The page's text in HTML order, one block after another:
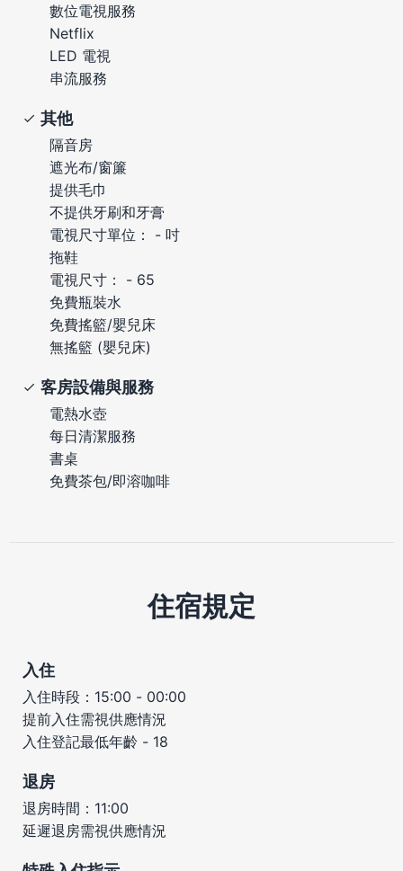
數位電視服務
Netflix
LED 電視
串流服務
其他
隔音房
遮光布/窗簾
提供毛巾
不提供牙刷和牙膏
電視尺寸單位： - 吋
拖鞋
電視尺寸： - 65
免費瓶裝水
免費搖籃/嬰兒床
無搖籃 (嬰兒床)
客房設備與服務
電熱水壺
每日清潔服務
書桌
免費茶包/即溶咖啡
住宿規定
入住
入住時段：15:00 - 00:00
提前入住需視供應情況
入住登記最低年齡 - 18
退房
退房時間：11:00
延遲退房需視供應情況